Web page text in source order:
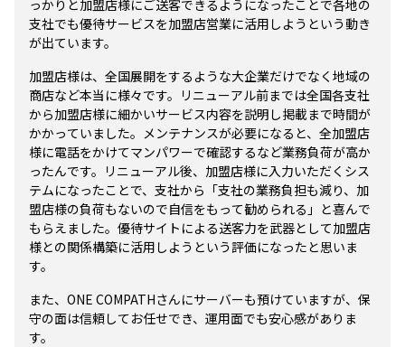
っかりと加盟店様にご送客できるようになったことで各地の
支社でも優待サービスを加盟店営業に活用しようという動き
が出ています。
加盟店様は、全国展開をするような大企業だけでなく地域の
商店など本当に様々です。リニューアル前までは全国各支社
から加盟店様に細かいサービス内容を説明し掲載まで時間が
かかっていました。メンテナンスが必要になると、全加盟店
様に電話をかけてマンパワーで確認するなど業務負荷が高か
ったんです。リニューアル後、加盟店様に入力いただくシス
テムになったことで、支社から「支社の業務負担も減り、加
盟店様の負荷もないので自信をもって勧められる」と喜んで
もらえました。優待サイトによる送客力を武器として加盟店
様との関係構築に活用しようという評価になったと思いま
す。
また、ONE COMPATHさんにサーバーも預けていますが、保
守の面は信頼してお任せでき、運用面でも安心感がありま
す。